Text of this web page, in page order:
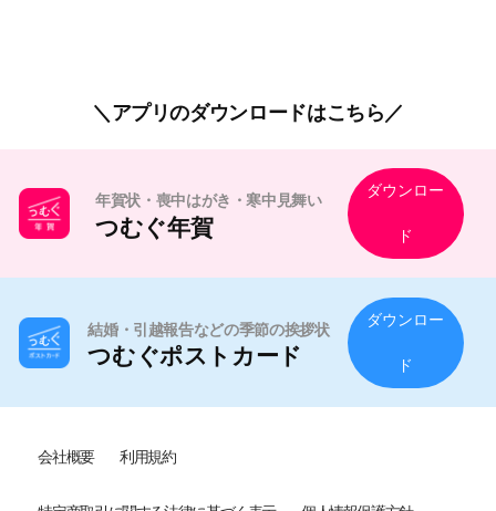
アプリのダウンロードはこちら
年賀状・喪中はがき・寒中見舞い
つむぐ年賀
ダウンロー
ド
結婚・引越報告などの季節の挨拶状
つむぐポストカード
ダウンロー
ド
会社概要 利用規約